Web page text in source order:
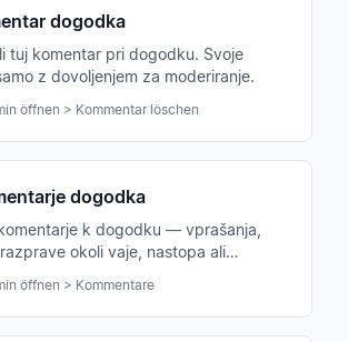
dogodka
tuj komentar pri dogodku. Svoje
z dovoljenjem za moderiranje.
öffnen > Kommentar löschen
dogodka
k dogodku — vprašanja,
okoli vaje, nastopa ali
öffnen > Kommentare